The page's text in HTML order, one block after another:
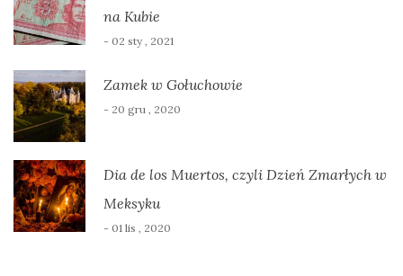
na Kubie
- 02 sty , 2021
Zamek w Gołuchowie
- 20 gru , 2020
Dia de los Muertos, czyli Dzień Zmarłych w
Meksyku
- 01 lis , 2020